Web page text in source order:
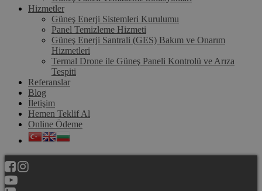
Hizmetler
Güneş Enerji Sistemleri Kurulumu
Panel Temizleme Hizmeti
Güneş Enerji Santrali (GES) Bakım ve Onarım
Hizmetleri
Termal Drone ile Güneş Paneli Kontrolü ve Arıza
Tespiti
Referanslar
Blog
İletişim
Hemen Teklif Al
Online Ödeme